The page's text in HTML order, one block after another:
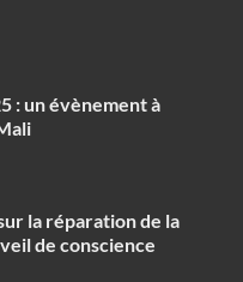
: un évènement à
la réparation de la
de conscience